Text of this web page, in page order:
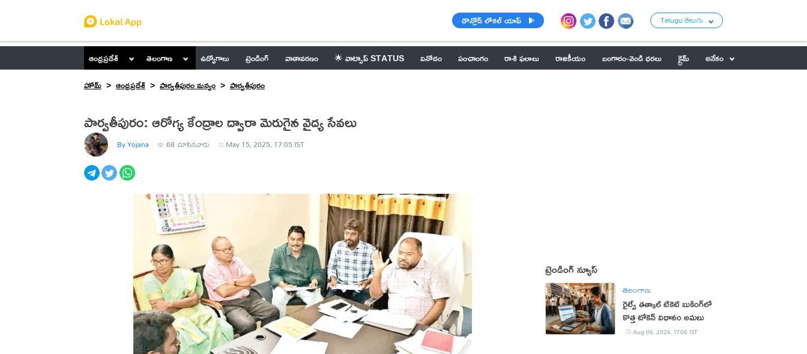
డౌన్లోడ్ లోకల్ యాప్ Telugu తెలుగు
ఆంధ్రప్రదేశ్ తెలంగాణ ఉద్యోగాలు ట్రెండింగ్ వాతావరణం 🌟 వాట్సాప్ STATUS వినోదం పంచాంగం రాశి ఫలాలు రాజకీయం బంగారం-వెండి ధరలు క్రైమ్
అనేకం
హోమ్
ఆంధ్రప్రదేశ్ పార్వతీపురం మన్యం పార్వతీపురం
పార్వతీపురం: ఆరోగ్య కేంద్రాల ద్వారా మెరుగైన వైద్య సేవలు
By Yojana 68 చూసినవారు May 15, 2025, 17:05 IST
ట్రెండింగ్ న్యూస్
తెలంగాణ
రైల్వే తత్కాల్ టికెట్ బుకింగ్‌లో
కొత్త టోకెన్ విధానం అమలు
Aug 06, 2026, 17:08 IST